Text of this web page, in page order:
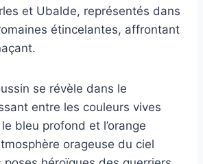
et Ubalde, représentés dans
étincelantes, affrontant
se révèle dans le
entre les couleurs vives
bleu profond et l’orange
orageuse du ciel